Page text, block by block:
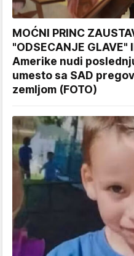
MOĆNI PRINC
"ODSECANJE
Amerike nudi
umesto sa SAD
zemljom (FOTO)